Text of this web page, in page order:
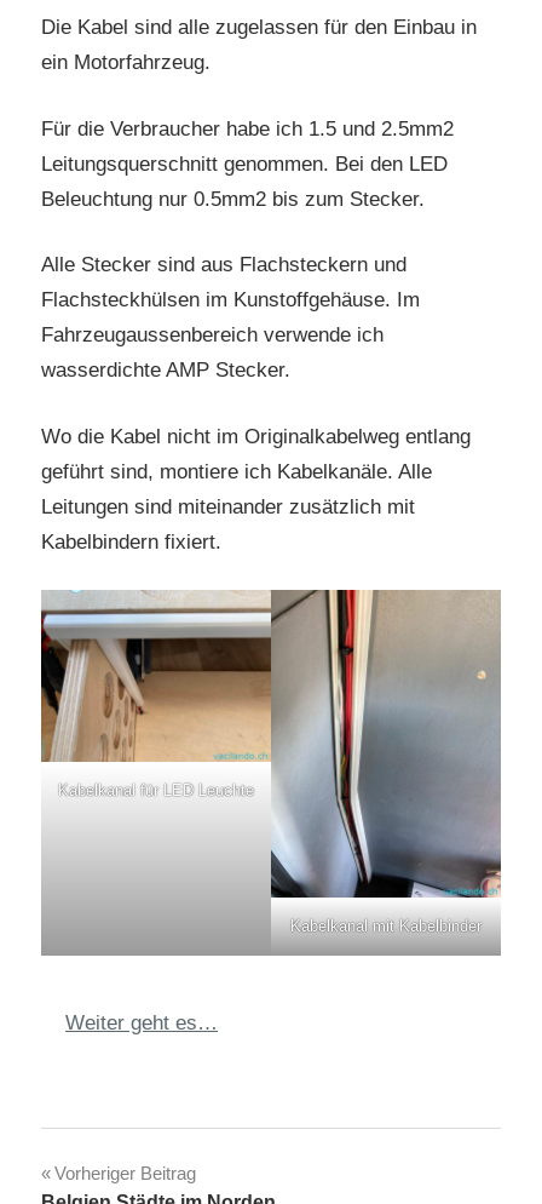
Die Kabel sind alle zugelassen für den Einbau in
ein Motorfahrzeug.
Für die Verbraucher habe ich 1.5 und 2.5mm2
Leitungsquerschnitt genommen. Bei den LED
Beleuchtung nur 0.5mm2 bis zum Stecker.
Alle Stecker sind aus Flachsteckern und
Flachsteckhülsen im Kunstoffgehäuse. Im
Fahrzeugaussenbereich verwende ich
wasserdichte AMP Stecker.
Wo die Kabel nicht im Originalkabelweg entlang
geführt sind, montiere ich Kabelkanäle. Alle
Leitungen sind miteinander zusätzlich mit
Kabelbindern fixiert.
Kabelkanal für LED Leuchte
Kabelkanal mit Kabelbinder
Weiter geht es…
Beitragsnavigation
Vorheriger Beitrag